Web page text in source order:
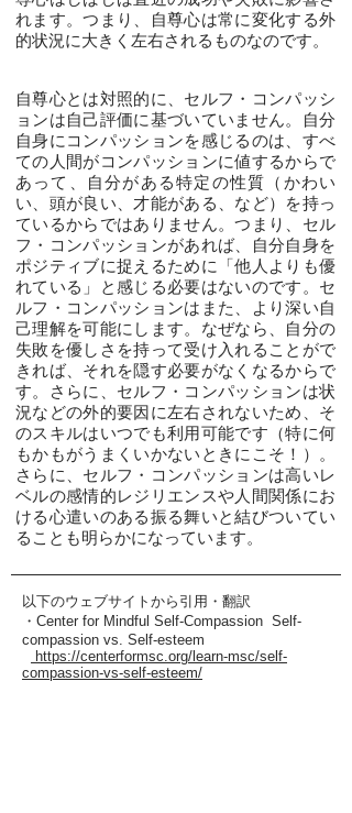
れます。つまり、自尊心は常に変化する外
的状況に大きく左右されるものなのです。
自尊心とは対照的に、セルフ・コンパッシ
ョンは自己評価に基づいていません。自分
自身にコンパッションを感じるのは、すべ
ての人間がコンパッションに値するからで
あって、自分がある特定の性質（かわい
い、頭が良い、才能がある、など）を持っ
ているからではありません。つまり、セル
フ・コンパッションがあれば、自分自身を
ポジティブに捉えるために「他人よりも優
れている」と感じる必要はないのです。セ
ルフ・コンパッションはまた、より深い自
己理解を可能にします。なぜなら、自分の
失敗を優しさを持って受け入れることがで
きれば、それを隠す必要がなくなるからで
す。さらに、セルフ・コンパッションは状
況などの外的要因に左右されないため、そ
のスキルはいつでも利用可能です（特に何
もかもがうまくいかないときにこそ！）。
さらに、セルフ・コンパッションは高いレ
ベルの感情的レジリエンスや人間関係にお
ける心遣いのある振る舞いと結びついてい
ることも明らかになっています。
以下のウェブサイトから引用・翻訳
・Center for Mindful Self-Compassion Self-
compassion vs. Self-esteem
https://centerformsc.org/learn-msc/self-
compassion-vs-self-esteem/